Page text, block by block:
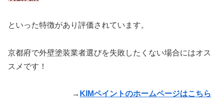
といった特徴があり評価されています。
京都府で外壁塗装業者選びを失敗したくない場合にはオス
スメです！
→ KIMペイントのホームページはこちら